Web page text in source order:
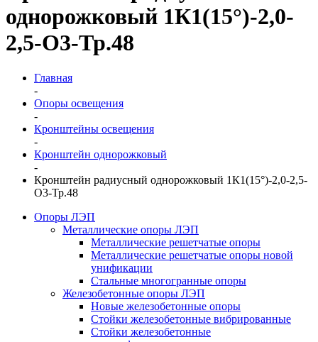
однорожковый 1К1(15°)-2,0-
2,5-О3-Тр.48
Главная
-
Опоры освещения
-
Кронштейны освещения
-
Кронштейн однорожковый
-
Кронштейн радиусный однорожковый 1К1(15°)-2,0-2,5-
О3-Тр.48
Опоры ЛЭП
Металлические опоры ЛЭП
Металлические решетчатые опоры
Металлические решетчатые опоры новой
унификации
Стальные многогранные опоры
Железобетонные опоры ЛЭП
Новые железобетонные опоры
Стойки железобетонные вибрированные
Стойки железобетонные